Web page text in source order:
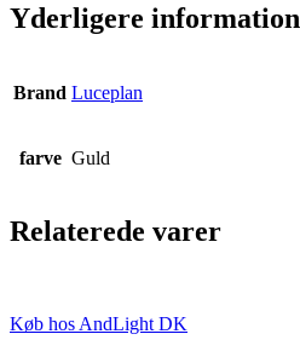
Yderligere information
Brand Luceplan
farve Guld
Relaterede varer
Køb hos AndLight DK